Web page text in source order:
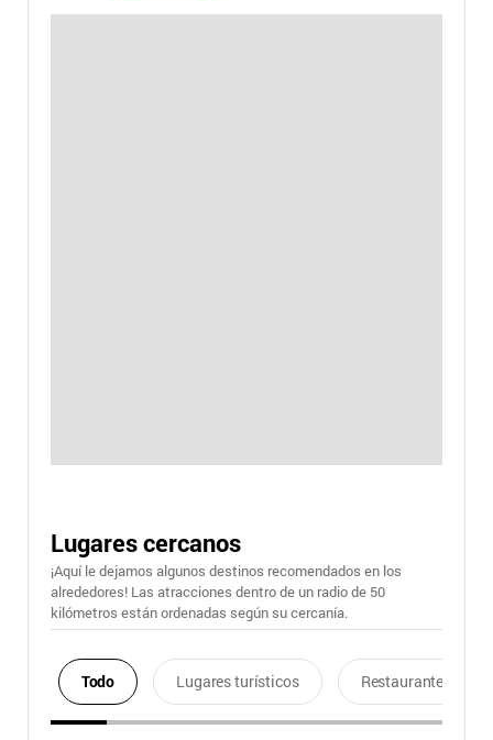
Lugares cercanos
¡Aquí le dejamos algunos destinos recomendados en los
alrededores! Las atracciones dentro de un radio de 50
kilómetros están ordenadas según su cercanía.
Todo Lugares turísticos Restaurantes